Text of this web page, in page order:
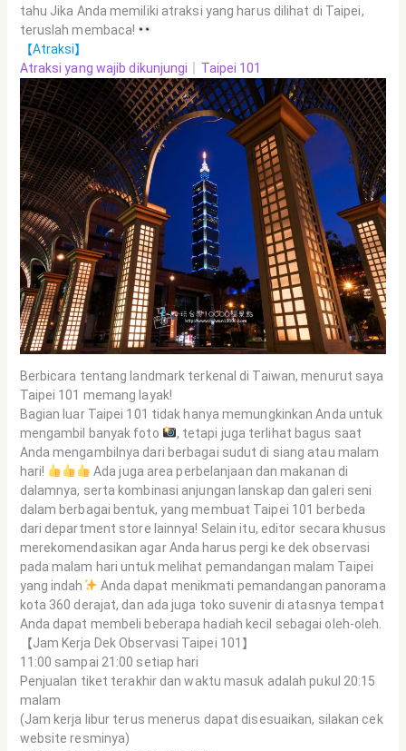
tahu Jika Anda memiliki atraksi yang harus dilihat di Taipei,
teruslah membaca!
【Atraksi】
Atraksi yang wajib dikunjungi｜Taipei 101
Berbicara tentang landmark terkenal di Taiwan, menurut saya
Taipei 101 memang layak!
Bagian luar Taipei 101 tidak hanya memungkinkan Anda untuk
mengambil banyak foto
, tetapi juga terlihat bagus saat
Anda mengambilnya dari berbagai sudut di siang atau malam
hari!
Ada juga area perbelanjaan dan makanan di
dalamnya, serta kombinasi anjungan lanskap dan galeri seni
dalam berbagai bentuk, yang membuat Taipei 101 berbeda
dari department store lainnya! Selain itu, editor secara khusus
merekomendasikan agar Anda harus pergi ke dek observasi
pada malam hari untuk melihat pemandangan malam Taipei
yang indah
Anda dapat menikmati pemandangan panorama
kota 360 derajat, dan ada juga toko suvenir di atasnya tempat
Anda dapat membeli beberapa hadiah kecil sebagai oleh-oleh.
【Jam Kerja Dek Observasi Taipei 101】
11:00 sampai 21:00 setiap hari
Penjualan tiket terakhir dan waktu masuk adalah pukul 20:15
malam
(Jam kerja libur terus menerus dapat disesuaikan, silakan cek
website resminya)